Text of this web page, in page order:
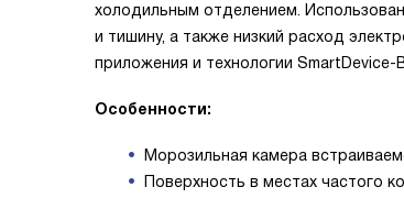
холодильным отделением.
и тишину, а также низкий расход
приложения и технологии SmartDevice-
Особенности:
Морозильная камера
Поверхность в местах частого